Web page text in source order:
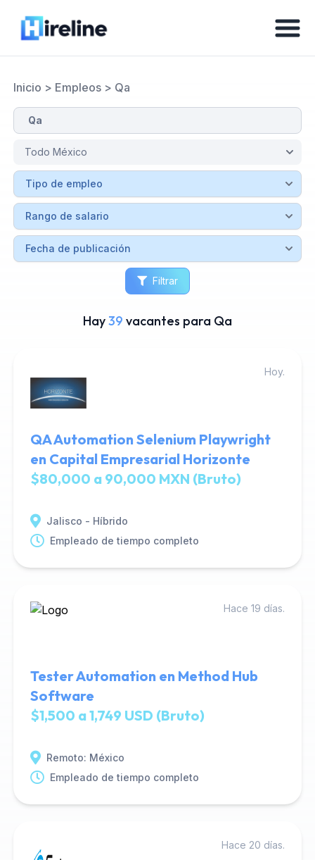
Inicio > Empleos> Qa
Filtrar
Hay39 vacantes para Qa
Hoy.
QA Automation Selenium Playwright
en Capital Empresarial Horizonte
$80,000 a 90,000 MXN (Bruto)
Jalisco - Híbrido
Empleado de tiempo completo
Hace 19 días.
Tester Automation en Method Hub
Software
$1,500 a 1,749 USD (Bruto)
Remoto: México
Empleado de tiempo completo
Hace 20 días.